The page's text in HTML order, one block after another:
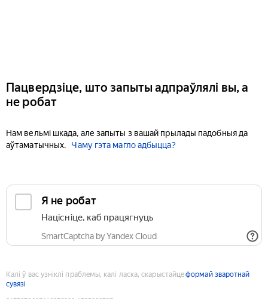
Пацвердзіце, што запыты адпраўлялі вы, а
не робат
Нам вельмі шкада, але запыты з вашай прылады падобныя да
аўтаматычных.
Чаму гэта магло адбыцца?
Я не робат
Націсніце, каб працягнуць
SmartCaptcha by Yandex Cloud
Калі ў вас узніклі праблемы, калі ласка, скарыстайцеформай зваротнай
сувязі